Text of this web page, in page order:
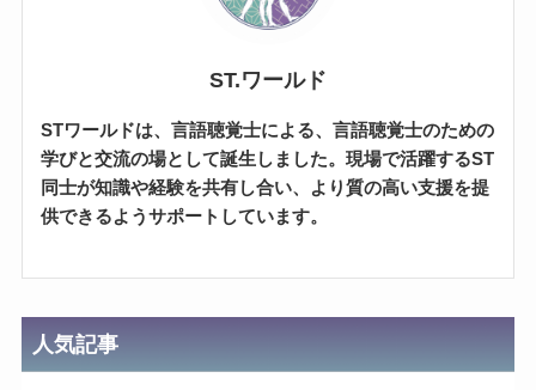
ST.ワールド
STワールドは、言語聴覚士による、言語聴覚士のための
学びと交流の場として誕生しました。現場で活躍するST
同士が知識や経験を共有し合い、より質の高い支援を提
供できるようサポートしています。
人気記事